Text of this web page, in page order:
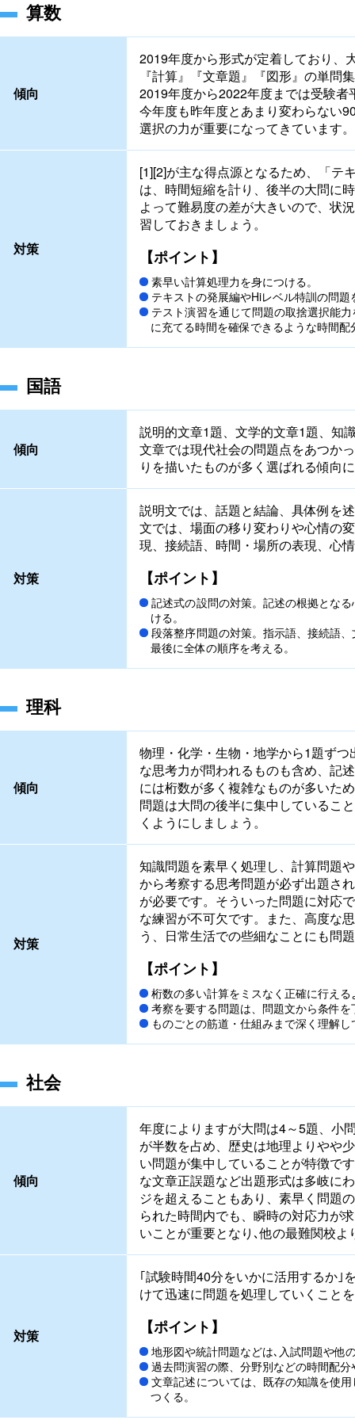
算数
傾向
2019年度から形式が定着しており、
『計算』『文章題』『図形』の単問
2019年度から2022年度までは受験
今年度も昨年度とあまり変わらない
選択の力が重要になってきています。
対策
[1][2]が主な得点源となるため、「テ
は、時間短縮を計り、後半の大問に
よって難易度の差が大きいので、状
習しておきましょう。
【ポイント】
素早い計算処理力を身につける。
テキストの発展編やHiレベル特訓の問
テスト演習を通じて問題の取捨選択能
に充てる時間を確保できるような時間
国語
傾向
説明的文章1題、文学的文章1題、知
文章では現代社会の問題点をあつか
りを描いたものが多く選ばれる傾向
対策
説明文では、話題と結論、具体例を
文では、場面の移り変わりや心情の
現、接続語、時間・場所の表現、心
【ポイント】
記述式の設問の対策。記述の根拠とな
ける。
段落整序問題の対策。指示語、接続語
最後に全体の順序を考える。
理科
傾向
物理・化学・生物・地学から1題ず
な思考力が問われるものも含め、記
には桁数が多く複雑なものが多いた
問題は大問の後半に集中しているこ
くようにしましょう。
対策
知識問題を素早く処理し、計算問題
から考察する思考問題が必ず出題さ
が必要です。そういった問題に対応
な練習が不可欠です。また、高度な
う、日常生活での些細なことにも問
【ポイント】
桁数の多い計算をミスなく正確に行え
考察を要する問題は、問題文から条件
ものごとの筋道・仕組みまで深く理解
社会
傾向
年度によりますが大問は4～5題、小
が半数を占め、歴史は地理よりやや
い問題が集中していることが特徴で
な文章正誤題など出題形式は多岐に
ジを超えることもあり、素早く問題
られた時間内でも、瞬時の対応力が
いことが重要となり､他の最難関校
対策
｢試験時間40分をいかに活用するか｣
けて迅速に問題を処理していくこと
【ポイント】
地形図や統計問題などは､入試問題や他
過去問演習の際、分野別などの時間配
文章記述については、既存の知識を使
つくる。